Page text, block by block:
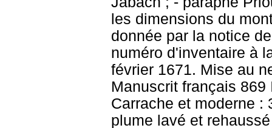
les dimensions du
donnée par la notice
numéro d'inventaire à
février 1671. Mise au
Manuscrit français
Carrache et moderne :
plume lavé et